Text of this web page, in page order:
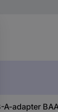
adapter